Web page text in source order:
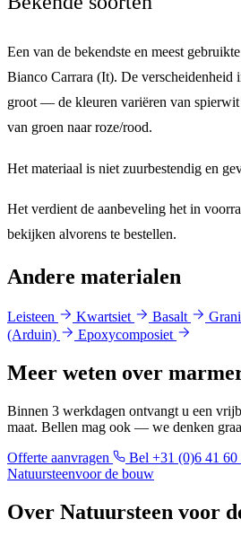
Een van de bekendste en meest
Bianco Carrara (It). De verscheidenheid
groot — de kleuren variëren van
van groen naar roze/rood.
Het materiaal is niet zuurbestendig en
Het verdient de aanbeveling het in
bekijken alvorens te bestellen.
Andere materialen
Leisteen Kwartsiet Basalt
(Arduin)
Epoxycomposiet
Meer weten over
Binnen 3 werkdagen ontvangt u een
maat. Bellen mag ook — we denken
Offerte aanvragen
Bel +31 (0)6 41 60
Natuursteenvoor de bouw
Over Natuursteen voor